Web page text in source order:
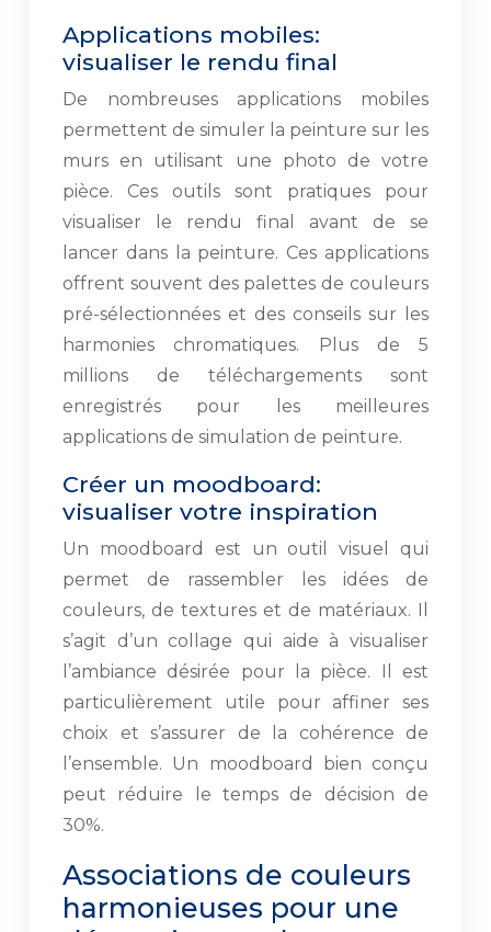
Applications mobiles:
visualiser le rendu final
De nombreuses applications mobiles
permettent de simuler la peinture sur les
murs en utilisant une photo de votre
pièce. Ces outils sont pratiques pour
visualiser le rendu final avant de se
lancer dans la peinture. Ces applications
offrent souvent des palettes de couleurs
pré-sélectionnées et des conseils sur les
harmonies chromatiques. Plus de 5
millions de téléchargements sont
enregistrés pour les meilleures
applications de simulation de peinture.
Créer un moodboard:
visualiser votre inspiration
Un moodboard est un outil visuel qui
permet de rassembler les idées de
couleurs, de textures et de matériaux. Il
s’agit d’un collage qui aide à visualiser
l’ambiance désirée pour la pièce. Il est
particulièrement utile pour affiner ses
choix et s’assurer de la cohérence de
l’ensemble. Un moodboard bien conçu
peut réduire le temps de décision de
30%.
Associations de couleurs
harmonieuses pour une